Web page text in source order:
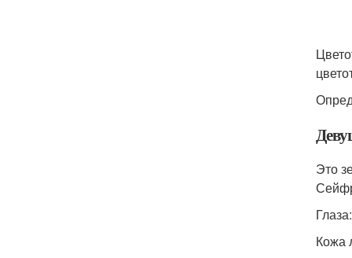
Это
Кожа